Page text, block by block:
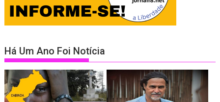
Há Um Ano Foi Notícia